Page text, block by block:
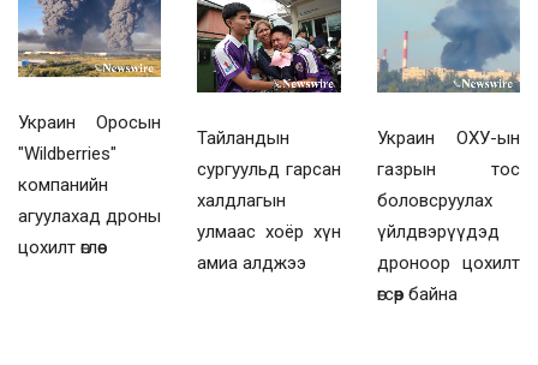
Украин Оросын
"Wildberries"
компанийн
агуулахад дроны
цохилт өглөө
Тайландын
сургуульд гарсан
халдлагын
улмаас хоёр хүн
амиа алджээ
Украин ОХУ-ын
газрын тос
боловсруулах
үйлдвэрүүдэд
дроноор цохилт
өгсөөр байна